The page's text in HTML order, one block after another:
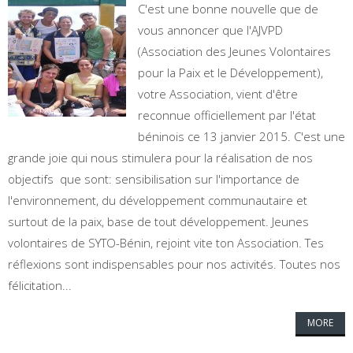
C'est une bonne nouvelle que de
vous annoncer que l'AJVPD
(Association des Jeunes Volontaires
pour la Paix et le Développement),
votre Association, vient d'être
reconnue officiellement par l'état
béninois ce 13 janvier 2015. C'est une
grande joie qui nous stimulera pour la réalisation de nos
objectifs que sont: sensibilisation sur l'importance de
l'environnement, du développement communautaire et
surtout de la paix, base de tout développement. Jeunes
volontaires de SYTO-Bénin, rejoint vite ton Association. Tes
réflexions sont indispensables pour nos activités. Toutes nos
félicitation...
MORE